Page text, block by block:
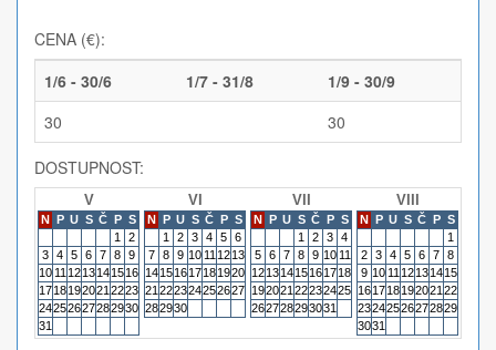
CENA (€):
1/6 - 30/6
1/7 - 31/8
1/9 - 30/9
30
30
DOSTUPNOST:
V
N P U S Č P S
1
2
3 4 5 6 7 8 9
10 11 1213141516
1718192021 2223
24252627282930
31
VI
N P U S Č P S
1
2 3 4 5 6
7 8 9 10 11 1213
14151617181920
21 222324252627
282930
VII
N P U S Č P S
1
2 3 4
5 6 7 8 9 10 11
12131415161718
192021 22232425
262728293031
VIII
N P U S Č P S
1
2 3 4 5 6 7 8
9 10 11 12131415
161718192021 22
23242526272829
3031